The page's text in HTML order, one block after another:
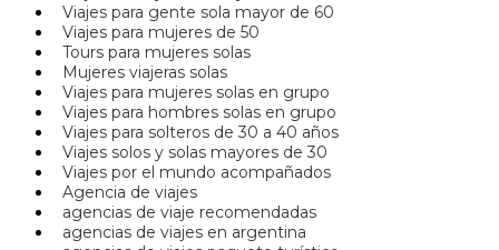
Viajes para gente sola mayor de 60
Viajes para mujeres de 50
Tours para mujeres solas
Mujeres viajeras solas
Viajes para mujeres solas en grupo
Viajes para hombres solas en grupo
Viajes para solteros de 30 a 40 años
Viajes solos y solas mayores de 30
Viajes por el mundo acompañados
Agencia de viajes
agencias de viaje recomendadas
agencias de viajes en argentina